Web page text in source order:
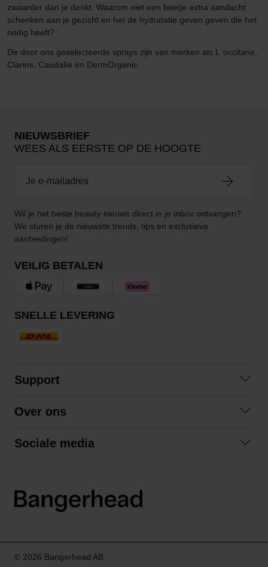
zwaarder dan je denkt. Waarom niet een beetje extra aandacht
schenken aan je gezicht en het de hydratatie geven geven die het
nodig heeft?
De door ons geselecteerde sprays zijn van merken als L´occitane,
Clarins, Caudalíe en DermOrganic.
NIEUWSBRIEF
WEES ALS EERSTE OP DE HOOGTE
Wil je het beste beauty-nieuws direct in je inbox ontvangen?
We sturen je de nieuwste trends, tips en exclusieve
aanbiedingen!
VEILIG BETALEN
SNELLE LEVERING
Support
Algemene voorwaarden
Over ons
Sociale media
LinkedIn
© 2026 Bangerhead AB